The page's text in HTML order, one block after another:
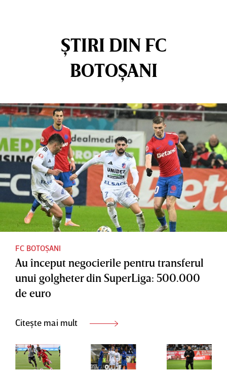
ȘTIRI DIN FC
BOTOȘANI
FC BOTOȘANI
Au început negocierile pentru transferul
unui golgheter din SuperLiga: 500.000
de euro
Citește mai mult